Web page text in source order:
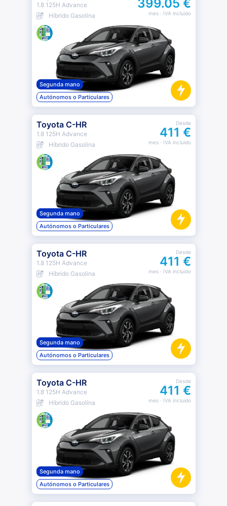
1.8 125H Advance
Híbrido Gasolina
399.05 €
mes· IVA incluido
Segunda mano
Autónomos o Particulares
Toyota C-HR
1.8 125H Advance
Híbrido Gasolina
Desde
411 €
mes· IVA incluido
Segunda mano
Autónomos o Particulares
Toyota C-HR
1.8 125H Advance
Híbrido Gasolina
Desde
411 €
mes· IVA incluido
Segunda mano
Autónomos o Particulares
Toyota C-HR
1.8 125H Advance
Híbrido Gasolina
Desde
411 €
mes· IVA incluido
Segunda mano
Autónomos o Particulares